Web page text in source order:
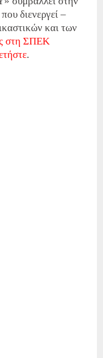
διενεργεί –
και των
στη ΣΠΕΚ
.